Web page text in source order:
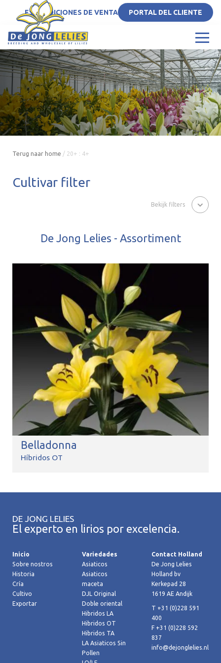
ESCONDICIONES DE VENTA PORTAL DEL CLIENTE
Terug naar home / 20+ : 4+
Cultivar filter
Bekijk filters
De Jong Lelies - Assortiment
Belladonna
Híbridos OT
DE JONG LELIES
El experto en lirios por excelencia.
Inicio
Sobre nostros
Historia
Cría
Cultivo
Exportar
Variedades
Asiaticos
Asiaticos
maceta
DJL Original
Doble oriental
Hibridos LA
Hibridos OT
Hibridos TA
LA Asiaticos Sin
Pollen
Contact Holland
De Jong Lelies
Holland bv
Kerkepad 28
1619 AE Andijk
T +31 (0)228 591
400
F +31 (0)228 592
837
info@dejonglelies.nl